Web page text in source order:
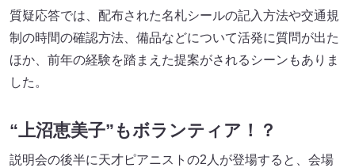
質疑応答では、配布された名札シールの記入方法や交通規
制の時間の確認方法、備品などについて活発に質問が出た
ほか、前年の経験を踏まえた提案がされるシーンもありま
した。
“上沼恵美子”もボランティア！？
説明会の後半に天才ピアニストの2人が登場すると、会場